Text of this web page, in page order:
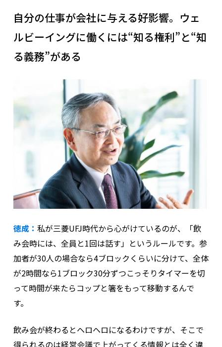
自分の仕事が会社に与える好影響。ウェ
ルビーイングに働くには“知る権利”と“知
る義務”がある
徳成： 私が三菱UFJ時代から心がけているのが、「飲
み会時には、全員と1回は話す」というルールです。参
加者が30人の場合なら4ブロックくらいに分けて、全体
が2時間なら1ブロック30分ずつこっそりタイマーを切
って時間が来たらコップと箸をもって移動するんで
す。
飲み会が終わるとヘロヘロになるわけですが、そこで
得られるのは経営会議で上がってくる情報とは全く違